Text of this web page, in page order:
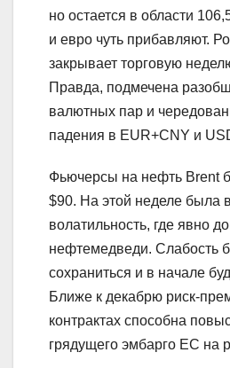
но остается в области
и евро чуть прибавляют.
закрывает торговую
Правда, подмечена
валютных пар и
падения в EUR+CNY и
Фьючерсы на нефть Brent
$90. На этой неделе была
волатильность, где явно
нефтемедведи. Слабость
сохраниться и в начале
Ближе к декабрю риск-
контрактах способна
грядущего эмбарго ЕС на